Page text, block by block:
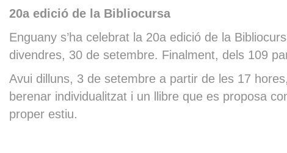
20a edició de la Bibliocursa
Enguany s’ha celebrat la 20a edició de la
divendres, 30 de setembre. Finalment, dels 109
Avui dilluns, 3 de setembre a partir de les 17
berenar individualitzat i un llibre que es proposa
proper estiu.